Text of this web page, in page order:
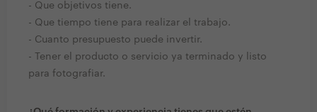
- Que objetivos tiene.
- Que tiempo tiene para realizar el trabajo.
- Cuanto presupuesto puede invertir.
- Tener el producto o servicio ya terminado y listo
para fotografiar.